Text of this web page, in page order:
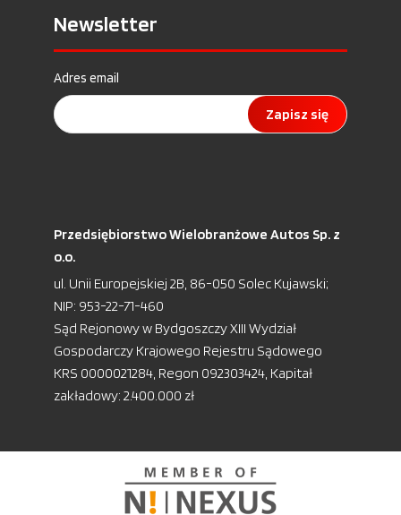
Newsletter
Adres email
Zapisz się
Przedsiębiorstwo Wielobranżowe Autos Sp. z
o.o.
ul. Unii Europejskiej 2B, 86-050 Solec Kujawski;
NIP: 953-22-71-460
Sąd Rejonowy w Bydgoszczy XIII Wydział
Gospodarczy Krajowego Rejestru Sądowego
KRS 0000021284, Regon 092303424, Kapitał
zakładowy: 2.400.000 zł